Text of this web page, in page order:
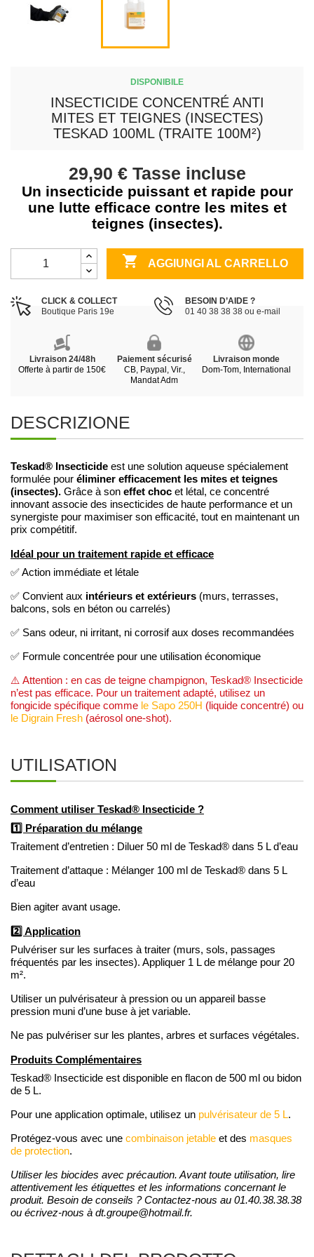
DISPONIBILE
INSECTICIDE CONCENTRÉ ANTI
MITES ET TEIGNES (INSECTES)
TESKAD 100ML (TRAITE 100M²)
29,90 € Tasse incluse
Un insecticide puissant et rapide pour
une lutte efficace contre les mites et
teignes (insectes).
 AGGIUNGI AL CARRELLO
CLICK & COLLECT
Boutique Paris 19e
BESOIN D’AIDE ?
01 40 38 38 38 ou e-mail
Livraison 24/48h
Offerte à partir de 150€
Paiement sécurisé
CB, Paypal, Vir.,
Mandat Adm
Livraison monde
Dom-Tom, International
DESCRIZIONE
Teskad® Insecticide est une solution aqueuse spécialement
formulée pour éliminer efficacement les mites et teignes
(insectes). Grâce à son effet choc et létal, ce concentré
innovant associe des insecticides de haute performance et un
synergiste pour maximiser son efficacité, tout en maintenant un
prix compétitif.
Idéal pour un traitement rapide et efficace
✅ Action immédiate et létale
✅ Convient aux intérieurs et extérieurs (murs, terrasses,
balcons, sols en béton ou carrelés)
✅ Sans odeur, ni irritant, ni corrosif aux doses recommandées
✅ Formule concentrée pour une utilisation économique
⚠️ Attention : en cas de teigne champignon, Teskad® Insecticide
n’est pas efficace. Pour un traitement adapté, utilisez un
fongicide spécifique comme le Sapo 250H (liquide concentré) ou
le Digrain Fresh (aérosol one-shot).
UTILISATION
Comment utiliser Teskad® Insecticide ?
1️⃣ Préparation du mélange
Traitement d’entretien : Diluer 50 ml de Teskad® dans 5 L d’eau
Traitement d’attaque : Mélanger 100 ml de Teskad® dans 5 L
d’eau
Bien agiter avant usage.
2️⃣ Application
Pulvériser sur les surfaces à traiter (murs, sols, passages
fréquentés par les insectes). Appliquer 1 L de mélange pour 20
m².
Utiliser un pulvérisateur à pression ou un appareil basse
pression muni d’une buse à jet variable.
Ne pas pulvériser sur les plantes, arbres et surfaces végétales.
Produits Complémentaires
Teskad® Insecticide est disponible en flacon de 500 ml ou bidon
de 5 L.
Pour une application optimale, utilisez un pulvérisateur de 5 L.
Protégez-vous avec une combinaison jetable et des masques
de protection.
Utiliser les biocides avec précaution. Avant toute utilisation, lire
attentivement les étiquettes et les informations concernant le
produit. Besoin de conseils ? Contactez-nous au 01.40.38.38.38
ou écrivez-nous à dt.groupe@hotmail.fr.